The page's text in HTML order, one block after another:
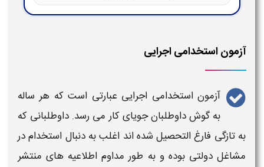
آزمون استخدامی اجرایی
آزمون استخدامی اجرایی عبارتی است که هر ساله
به گوش داوطلبان جویای کار می رسد. داوطلبانی که
به تازگی فارغ التحصیل شده اند اغلب به دنبال استخدامدر
مشاغل دولتی بوده و به طور مداوم اطلاعیه های منتشر